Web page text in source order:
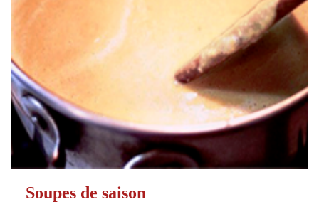
Soupes de saison